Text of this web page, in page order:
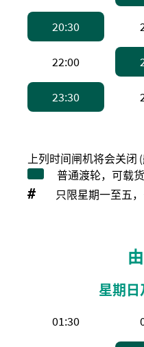
20:30下午8:30，
22:00下午10:00，
23:30下午11:30
上列时间闸机将会关闭
普通渡轮，可载
# 只限星期一至五
星期日
01:30上午1:30，